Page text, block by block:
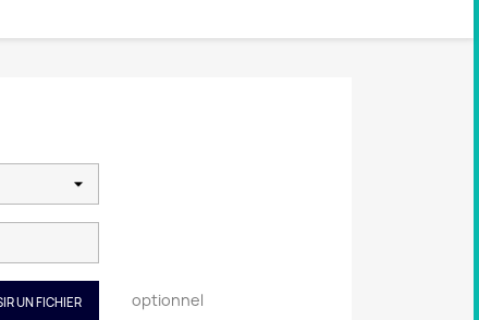
UN FICHIER optionnel